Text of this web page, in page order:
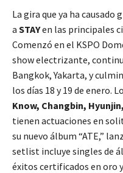
La gira que ya ha
a STAYen las principales
Comenzó en el KSPO
show electrizante,
Bangkok, Yakarta, y
los días 18 y 19 de enero.
Know, Changbin,
tienen actuaciones en
su nuevo álbum “ATE,”
setlist incluye singles de
éxitos certificados en oro